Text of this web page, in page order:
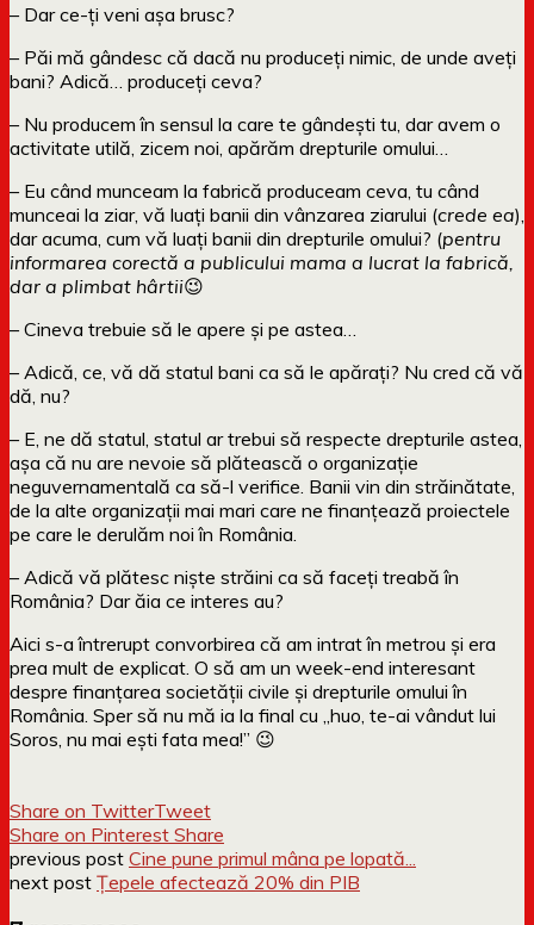
– Dar ce-ți veni așa brusc?
– Păi mă gândesc că dacă nu produceți nimic, de unde aveți
bani? Adică… produceți ceva?
– Nu producem în sensul la care te gândești tu, dar avem o
activitate utilă, zicem noi, apărăm drepturile omului…
– Eu când munceam la fabrică produceam ceva, tu când
munceai la ziar, vă luați banii din vânzarea ziarului (crede ea),
dar acuma, cum vă luați banii din drepturile omului? (pentru
informarea corectă a publicului mama a lucrat la fabrică,
dar a plimbat hârtii😉
– Cineva trebuie să le apere și pe astea…
– Adică, ce, vă dă statul bani ca să le apărați? Nu cred că vă
dă, nu?
– E, ne dă statul, statul ar trebui să respecte drepturile astea,
așa că nu are nevoie să plătească o organizație
neguvernamentală ca să-l verifice. Banii vin din străinătate,
de la alte organizații mai mari care ne finanțează proiectele
pe care le derulăm noi în România.
– Adică vă plătesc niște străini ca să faceți treabă în
România? Dar ăia ce interes au?
Aici s-a întrerupt convorbirea că am intrat în metrou și era
prea mult de explicat. O să am un week-end interesant
despre finanțarea societății civile și drepturile omului în
România. Sper să nu mă ia la final cu „huo, te-ai vândut lui
Soros, nu mai ești fata mea!” 😉
Share on TwitterTweet
Share on Pinterest Share
previous post Cine pune primul mâna pe lopată...
next post Țepele afectează 20% din PIB